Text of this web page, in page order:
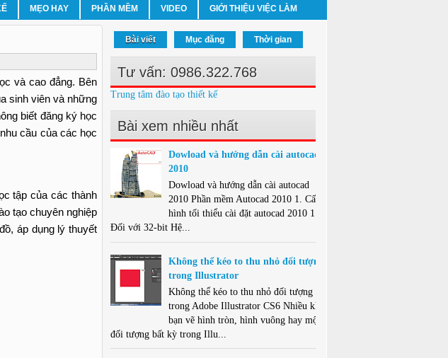
MẸO HAY PHẦN MỀM VIDEO GIỚI THIỆU VIỆC LÀM
và cao đẳng. Bên
sinh viên và những
biết đăng ký học
cầu của các học
tập của các thành
tạo chuyên nghiệp
áp dụng lý thuyết
Bài viết Mục đăng Thời gian
Tư vấn: 0986.322.768
Trung tâm đào tạo thiết kế
Bài xem nhiều nhất
Dowload và hướng dẫn cài autocad
2010
Dowload và hướng dẫn cài autocad
2010 Phần mềm Autocad 2010 1. Cấu
hình tối thiểu cài đặt autocad 2010 1.1.
Đối với 32-bit Hệ...
Không thể kéo to thu nhỏ đối tượng
trong Illustrator
Không thể kéo to thu nhỏ đối tượng
trong Adobe Illustrator CS6 Nhiều khi
bạn vẽ hình tròn, hình vuông hay một
đối tượng bất kỳ trong Illu...